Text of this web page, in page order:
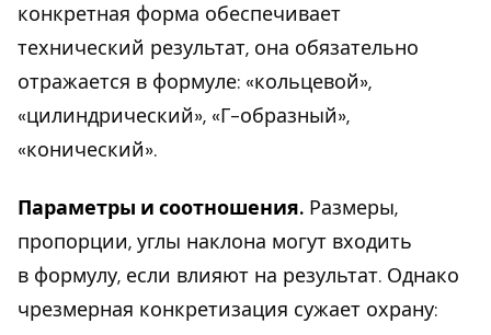
конкретная форма обеспечивает
технический результат, она обязательно
отражается в формуле: «кольцевой»,
«цилиндрический», «Г-образный»,
«конический».
Параметры и соотношения. Размеры,
пропорции, углы наклона могут входить
в формулу, если влияют на результат. Однако
чрезмерная конкретизация сужает охрану: